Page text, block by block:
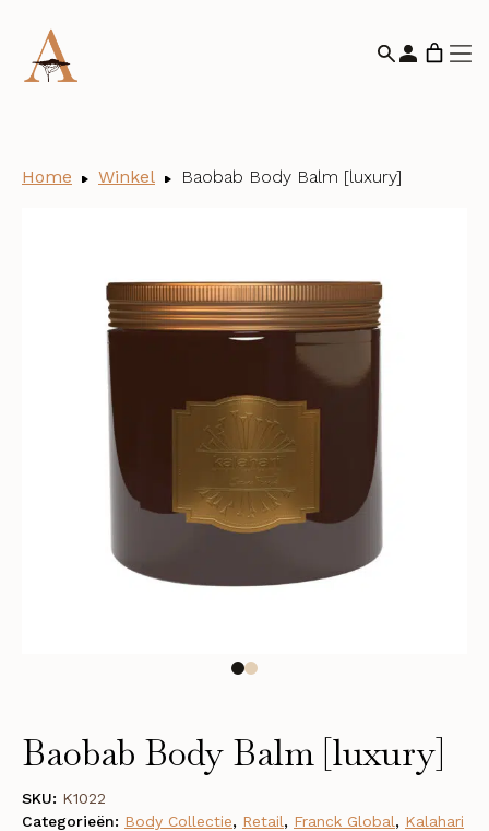
Home Winkel Baobab Body Balm [luxury]
Baobab Body Balm [luxury]
SKU: K1022
Categorieën: Body Collectie, Retail, Franck Global, Kalahari